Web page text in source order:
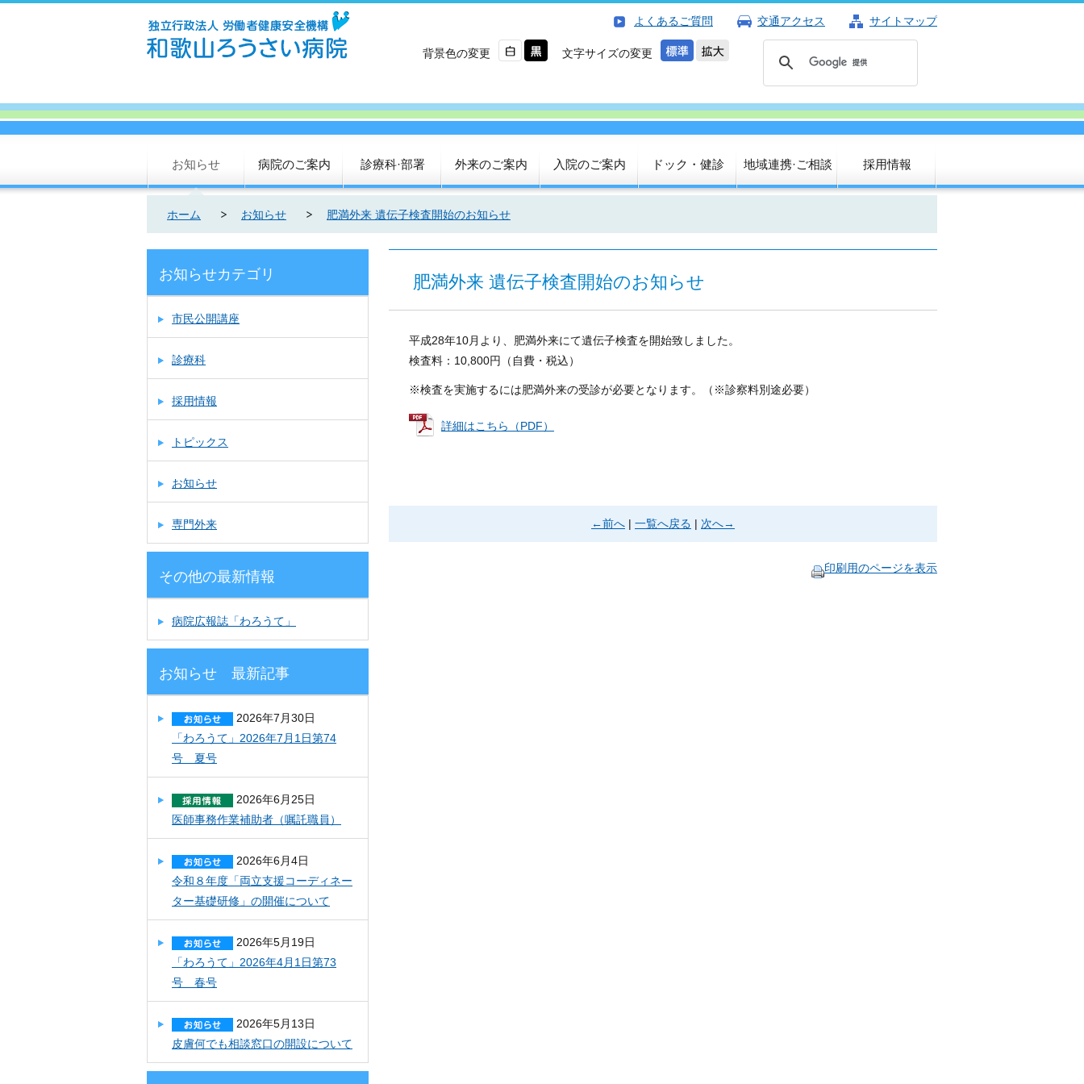
よくあるご質問 交通アクセス サイトマップ
背景色の変更 文字サイズの変更
お知らせ 病院のご案内 診療科·部署 外来のご案内 入院のご案内 ドック・健診 地域連携·ご相談 採用情報
ホーム お知らせ 肥満外来 遺伝子検査開始のお知らせ
肥満外来 遺伝子検査開始のお知らせ
平成28年10月より、肥満外来にて遺伝子検査を開始致しました。
検査料：10,800円（自費・税込）
※検査を実施するには肥満外来の受診が必要となります。（※診察料別途必要）
詳細はこちら（PDF）
←前へ | 一覧へ戻る | 次へ→
印刷用のページを表示
お知らせカテゴリ
市民公開講座
診療科
採用情報
トピックス
お知らせ
専門外来
その他の最新情報
病院広報誌「わろうて」
お知らせ 最新記事
2026年7月30日
「わろうて」2026年7月1日第74
号 夏号
2026年6月25日
医師事務作業補助者（嘱託職員）
2026年6月4日
令和８年度「両立支援コーディネー
ター基礎研修」の開催について
2026年5月19日
「わろうて」2026年4月1日第73
号 春号
2026年5月13日
皮膚何でも相談窓口の開設について